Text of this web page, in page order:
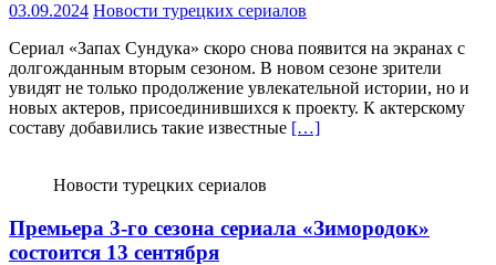
03.09.2024 Новости турецких сериалов
Сериал «Запах Сундука» скоро снова появится на экранах с
долгожданным вторым сезоном. В новом сезоне зрители
увидят не только продолжение увлекательной истории, но и
новых актеров, присоединившихся к проекту. К актерскому
составу добавились такие известные […]
Новости турецких сериалов
Премьера 3-го сезона сериала «Зимородок»
состоится 13 сентября